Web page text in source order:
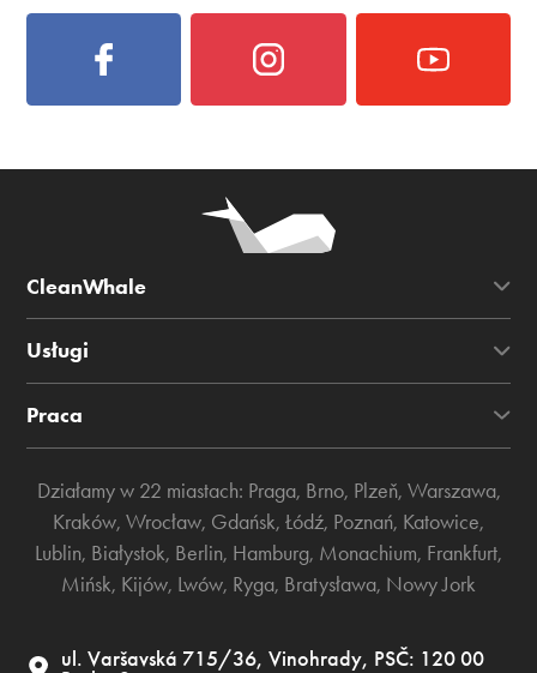
CleanWhale
Usługi
Praca
Działamy w 22 miastach: Praga, Brno, Plzeň, Warszawa,
Kraków, Wrocław, Gdańsk, Łódź, Poznań, Katowice,
Lublin, Białystok, Berlin, Hamburg, Monachium, Frankfurt,
Mińsk, Kijów, Lwów, Ryga, Bratysława, Nowy Jork
ul. Varšavská 715/36, Vinohrady, PSČ: 120 00